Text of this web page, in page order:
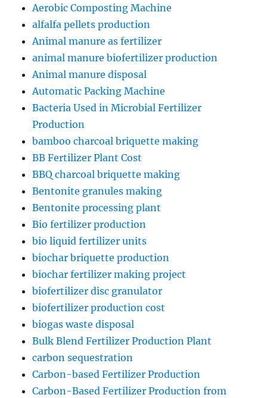
Aerobic Composting Machine
alfalfa pellets production
Animal manure as fertilizer
animal manure biofertilizer production
Animal manure disposal
Automatic Packing Machine
Bacteria Used in Microbial Fertilizer
Production
bamboo charcoal briquette making
BB Fertilizer Plant Cost
BBQ charcoal briquette making
Bentonite granules making
Bentonite processing plant
Bio fertilizer production
bio liquid fertilizer units
biochar briquette production
biochar fertilizer making project
biofertilizer disc granulator
biofertilizer production cost
biogas waste disposal
Bulk Blend Fertilizer Production Plant
carbon sequestration
Carbon-based Fertilizer Production
Carbon-Based Fertilizer Production from